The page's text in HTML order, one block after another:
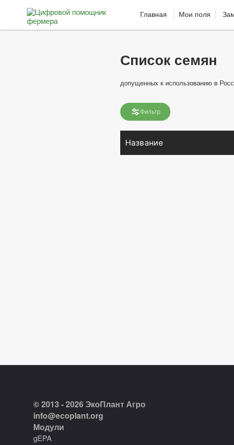
Главная Мои поля
Список семян
допущенных к использованию в
Фильтр
Название
© 2013 - 2026 ЭкоПлант Агро
info@ecoplant.org
Модули
gEPA